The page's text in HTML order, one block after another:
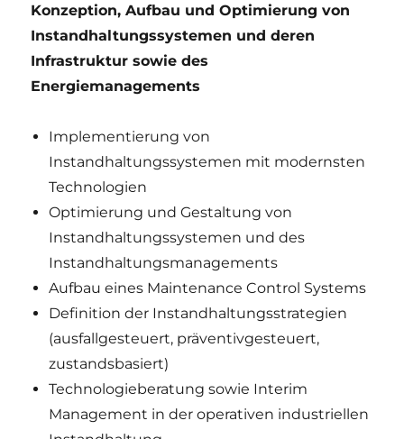
Konzeption, Aufbau und Optimierung von
Instandhaltungssystemen und deren
Infrastruktur sowie des
Energiemanagements
Implementierung von
Instandhaltungssystemen mit modernsten
Technologien
Optimierung und Gestaltung von
Instandhaltungssystemen und des
Instandhaltungsmanagements
Aufbau eines Maintenance Control Systems
Definition der Instandhaltungsstrategien
(ausfallgesteuert, präventivgesteuert,
zustandsbasiert)
Technologieberatung sowie Interim
Management in der operativen industriellen